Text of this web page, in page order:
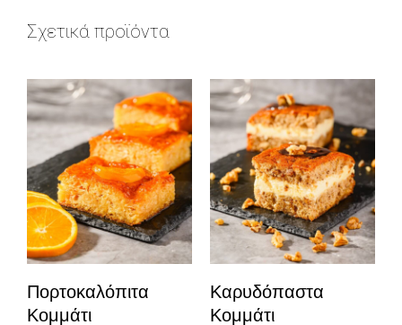
Σχετικά προϊόντα
Πορτοκαλόπιτα
Κομμάτι
Καρυδόπαστα
Κομμάτι